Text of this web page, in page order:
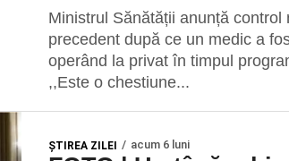
Ministrul Sănătății anunță control
precedent după ce un medic a
operând la privat în timpul
,,Este o chestiune...
ŞTIREA ZILEI acum 6 luni